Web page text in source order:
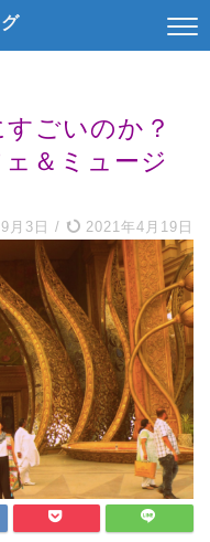
ごいのか？
＆ミュージ
月3日 / 2021年4月19日